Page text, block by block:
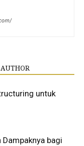
untuk
Dampaknya bagi